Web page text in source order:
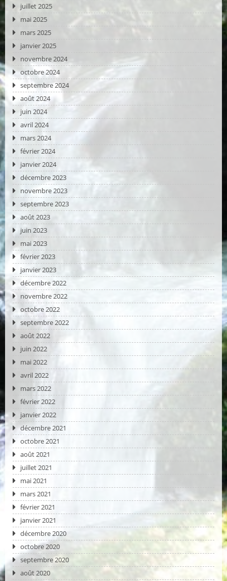
juillet 2025
mai 2025
mars 2025
janvier 2025
novembre 2024
octobre 2024
septembre 2024
août 2024
juin 2024
avril 2024
mars 2024
février 2024
janvier 2024
décembre 2023
novembre 2023
septembre 2023
août 2023
juin 2023
mai 2023
février 2023
janvier 2023
décembre 2022
novembre 2022
octobre 2022
septembre 2022
août 2022
juin 2022
mai 2022
avril 2022
mars 2022
février 2022
janvier 2022
décembre 2021
octobre 2021
août 2021
juillet 2021
mai 2021
mars 2021
février 2021
janvier 2021
décembre 2020
octobre 2020
septembre 2020
août 2020